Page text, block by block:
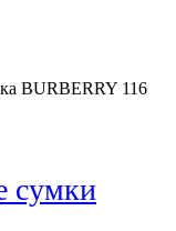
BURBERRY 116
сумки